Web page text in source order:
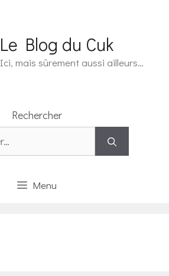
Le Blog du Cuk
Ici, mais sûrement aussi ailleurs…
Rechercher
Menu